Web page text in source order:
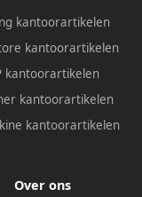
kantoorartikelen
kantoorartikelen
kantoorartikelen
kantoorartikelen
kantoorartikelen
Over ons